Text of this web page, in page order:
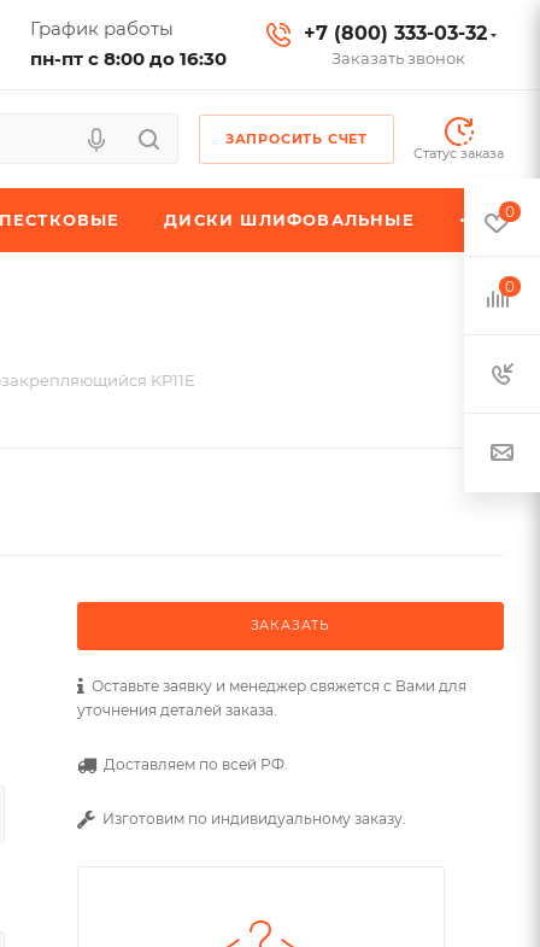
График работы
пн-пт с 8:00 до 16:30
+7 (800) 333-03-32
Заказать звонок
ЗАПРОСИТЬ СЧЕТ
Статус заказа
ДИСКИ ШЛИФОВАЛЬНЫЕ
KP11E
ЗАКАЗАТЬ
Оставьте заявку и менеджер свяжется с Вами для
уточнения деталей заказа.
Доставляем по всей РФ.
Изготовим по индивидуальному заказу.
0
0